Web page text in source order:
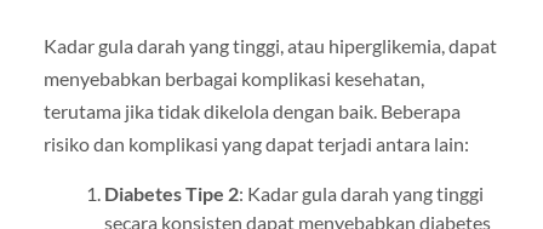
Kadar gula darah yang tinggi, atau hiperglikemia, dapat
menyebabkan berbagai komplikasi kesehatan,
terutama jika tidak dikelola dengan baik. Beberapa
risiko dan komplikasi yang dapat terjadi antara lain:
Diabetes Tipe 2: Kadar gula darah yang tinggi
secara konsisten dapat menyebabkan diabetes